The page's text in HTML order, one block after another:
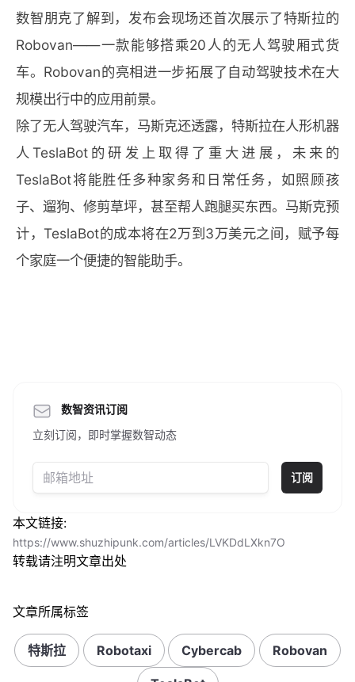
数智朋克了解到，发布会现场还首次展示了特斯拉的
Robovan——一款能够搭乘20人的无人驾驶厢式货
车。Robovan的亮相进一步拓展了自动驾驶技术在大
规模出行中的应用前景。
除了无人驾驶汽车，马斯克还透露，特斯拉在人形机器
人TeslaBot的研发上取得了重大进展，未来的
TeslaBot将能胜任多种家务和日常任务，如照顾孩
子、遛狗、修剪草坪，甚至帮人跑腿买东西。马斯克预
计，TeslaBot的成本将在2万到3万美元之间，赋予每
个家庭一个便捷的智能助手。
数智资讯订阅
立刻订阅，即时掌握数智动态
订阅
本文链接:
https://www.shuzhipunk.com/articles/LVKDdLXkn7O
转载请注明文章出处
文章所属标签
特斯拉 Robotaxi Cybercab Robovan